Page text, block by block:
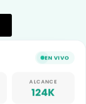
EN VIVO
ALCANCE
124K